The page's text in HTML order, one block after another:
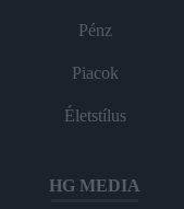
Pénz
Piacok
Életstílus
HG MEDIA